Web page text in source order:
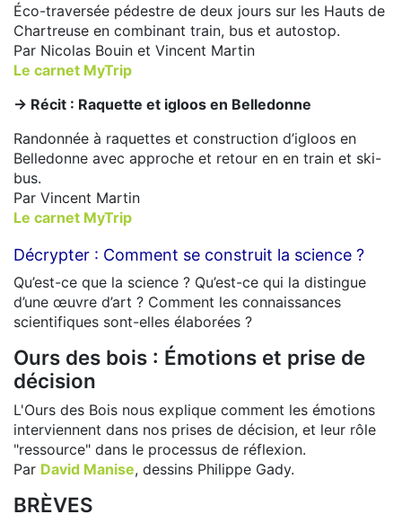
Éco-traversée pédestre de deux jours sur les Hauts de
Chartreuse en combinant train, bus et autostop.
Par Nicolas Bouin et Vincent Martin
Le carnet MyTrip
-> Récit : Raquette et igloos en Belledonne
Randonnée à raquettes et construction d’igloos en
Belledonne avec approche et retour en en train et ski-
bus.
Par Vincent Martin
Le carnet MyTrip
Décrypter : Comment se construit la science ?
Qu’est-ce que la science ? Qu’est-ce qui la distingue
d’une œuvre d’art ? Comment les connaissances
scientifiques sont-elles élaborées ?
Ours des bois : Émotions et prise de
décision
L'Ours des Bois nous explique comment les émotions
interviennent dans nos prises de décision, et leur rôle
"ressource" dans le processus de réflexion.
Par David Manise, dessins Philippe Gady.
BRÈVES